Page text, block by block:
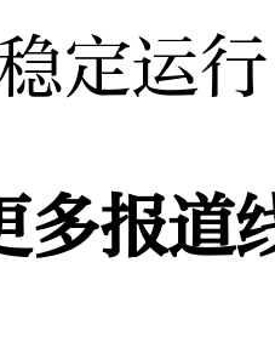
定运
道线